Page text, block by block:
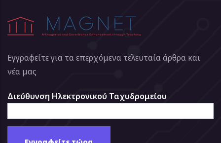
Εγγραφείτε για τα επερχόμενα τελευταία άρθρα και
νέα μας
Διεύθυνση Ηλεκτρονικού Ταχυδρομείου